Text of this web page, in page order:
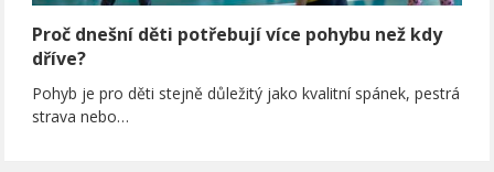
Proč dnešní děti potřebují více pohybu než kdy
dříve?
Pohyb je pro děti stejně důležitý jako kvalitní spánek, pestrá
strava nebo…